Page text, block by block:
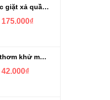
Nước giặt xả quần áo Dnee Thái Lan can 3 lít
175.000₫
Sáp thơm khử mùi cao cấp Shaldan Scent & Care
42.000₫